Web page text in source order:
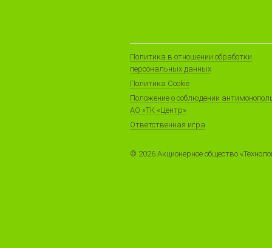
Политика в отношении обработки
персональных данных
Политика Cookie
Положение о соблюдении
АО «ТК «Центр»
Ответственная игра
© 2026 Акционерное общество